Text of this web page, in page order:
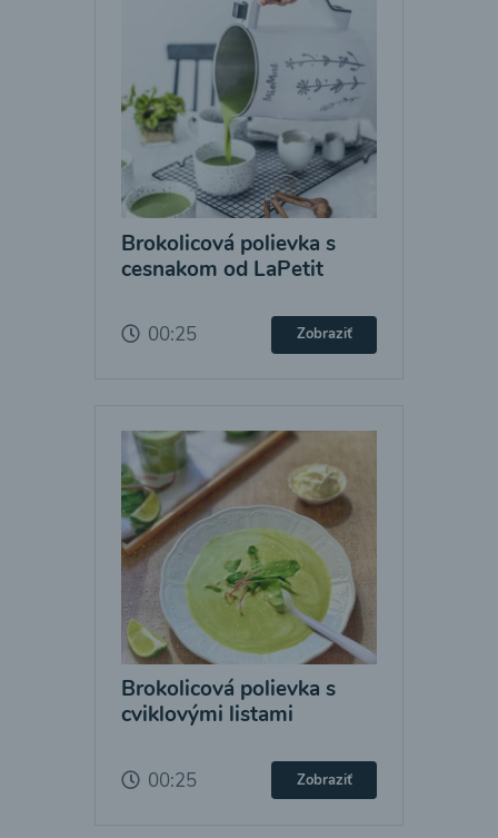
Brokolicová polievka s
cesnakom od LaPetit
00:25 Zobraziť
Brokolicová polievka s
cviklovými listami
00:25 Zobraziť